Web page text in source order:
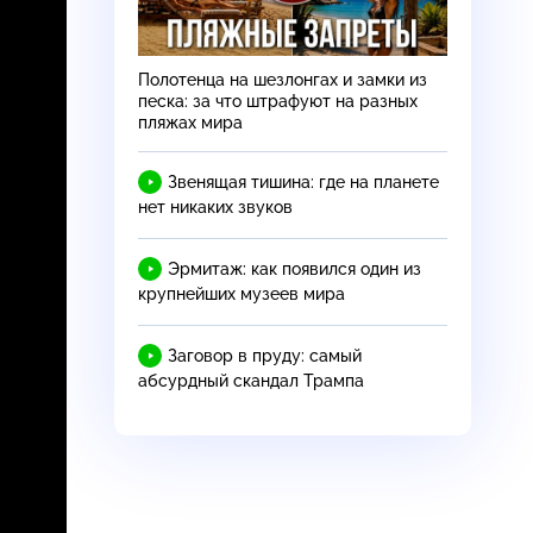
Полотенца на шезлонгах и замки из
песка: за что штрафуют на разных
пляжах мира
Звенящая тишина: где на планете
нет никаких звуков
Эрмитаж: как появился один из
крупнейших музеев мира
Заговор в пруду: самый
абсурдный скандал Трампа